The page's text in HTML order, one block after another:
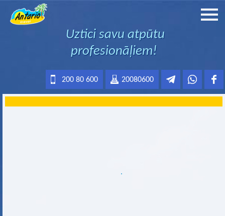
Uztici savu atpūtu
profesionāļiem!
20080600
200 80 600